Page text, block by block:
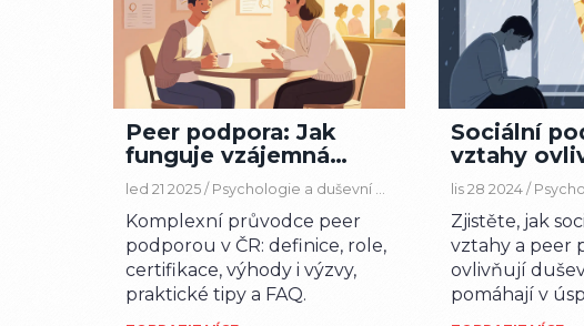
Peer podpora: Jak
funguje vzájemná
pomoc lidí s duševní
nemocí v ČR
led 21 2025 / Psychologie a duševní zdraví
Komplexní průvodce peer
podporou v ČR: definice, role,
certifikace, výhody i výzvy,
praktické tipy a FAQ.
Sociální
vztahy
duševní
zotavení
lis 28 2024 /
Zjistěte, jak
vztahy a peer
ovlivňují
pomáhají v